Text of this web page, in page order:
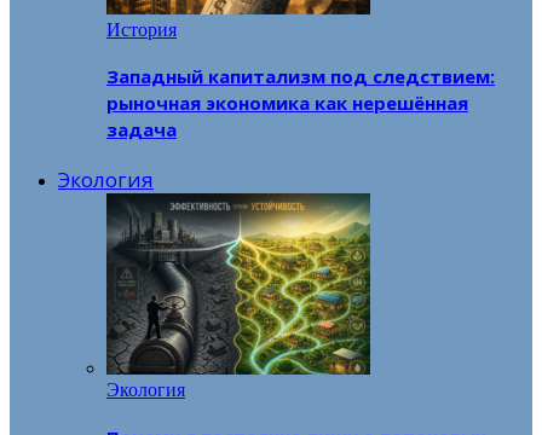
История
Западный капитализм под следствием:
рыночная экономика как нерешённая
задача
Экология
Экология